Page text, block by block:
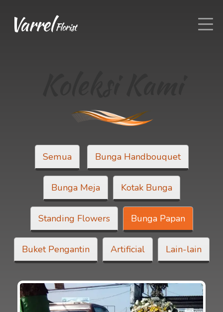
VarrelFlorist
Semua Bunga Handbouquet
Bunga Meja Kotak Bunga
Standing Flowers Bunga Papan
Buket Pengantin Artificial Lain-lain